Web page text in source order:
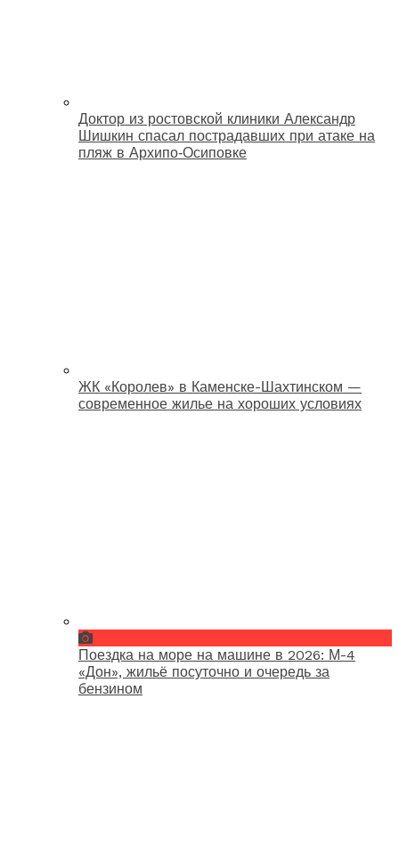
Доктор из ростовской клиники Александр
Шишкин спасал пострадавших при атаке на
пляж в Архипо‑Осиповке
ЖК «Королев» в Каменске-Шахтинском —
современное жилье на хороших условиях
Поездка на море на машине в 2026: М-4
«Дон», жильё посуточно и очередь за
бензином